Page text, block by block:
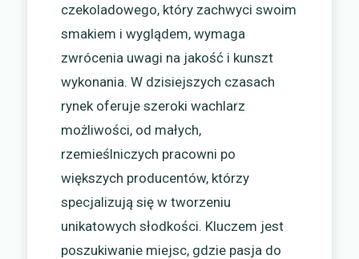
czekoladowego, który zachwyci swoim
smakiem i wyglądem, wymaga
zwrócenia uwagi na jakość i kunszt
wykonania. W dzisiejszych czasach
rynek oferuje szeroki wachlarz
możliwości, od małych,
rzemieślniczych pracowni po
większych producentów, którzy
specjalizują się w tworzeniu
unikatowych słodkości. Kluczem jest
poszukiwanie miejsc, gdzie pasja do